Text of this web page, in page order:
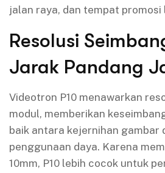
jalan raya, dan tempat
Resolusi
Jarak Pandang
Videotron P10 menawarkan
modul, memberikan
baik antara kejernihan gambar
penggunaan daya. Karena
10mm, P10 lebih cocok untuk